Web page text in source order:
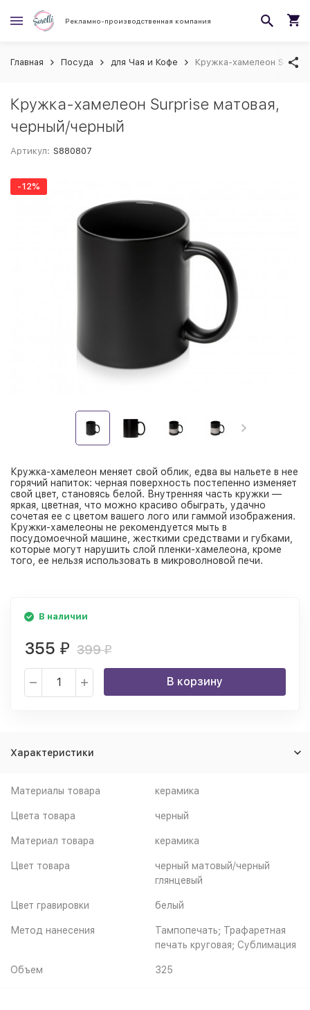
Рекламно-производственная компания
Главная Посуда для Чая и Кофе Кружка-хамелеон
Кружка-хамелеон Surprise матовая,
черный/черный
Артикул: S880807
-12%
Кружка-хамелеон меняет свой облик, едва вы нальете в нее
горячий напиток: черная поверхность постепенно изменяет
свой цвет, становясь белой. Внутренняя часть кружки —
яркая, цветная, что можно красиво обыграть, удачно
сочетая ее с цветом вашего лого или гаммой изображения.
Кружки-хамелеоны не рекомендуется мыть в
посудомоечной машине, жесткими средствами и губками,
которые могут нарушить слой пленки-хамелеона, кроме
того, ее нельзя использовать в микроволновой печи.
В наличии
355 ₽ 399₽
В корзину
Характеристики
Материалы товара керамика
Цвета товара черный
Материал товара керамика
Цвет товара
черный матовый/черный
глянцевый
Цвет гравировки белый
Метод нанесения
Тампопечать; Трафаретная
печать круговая; Сублимация
Объем 325